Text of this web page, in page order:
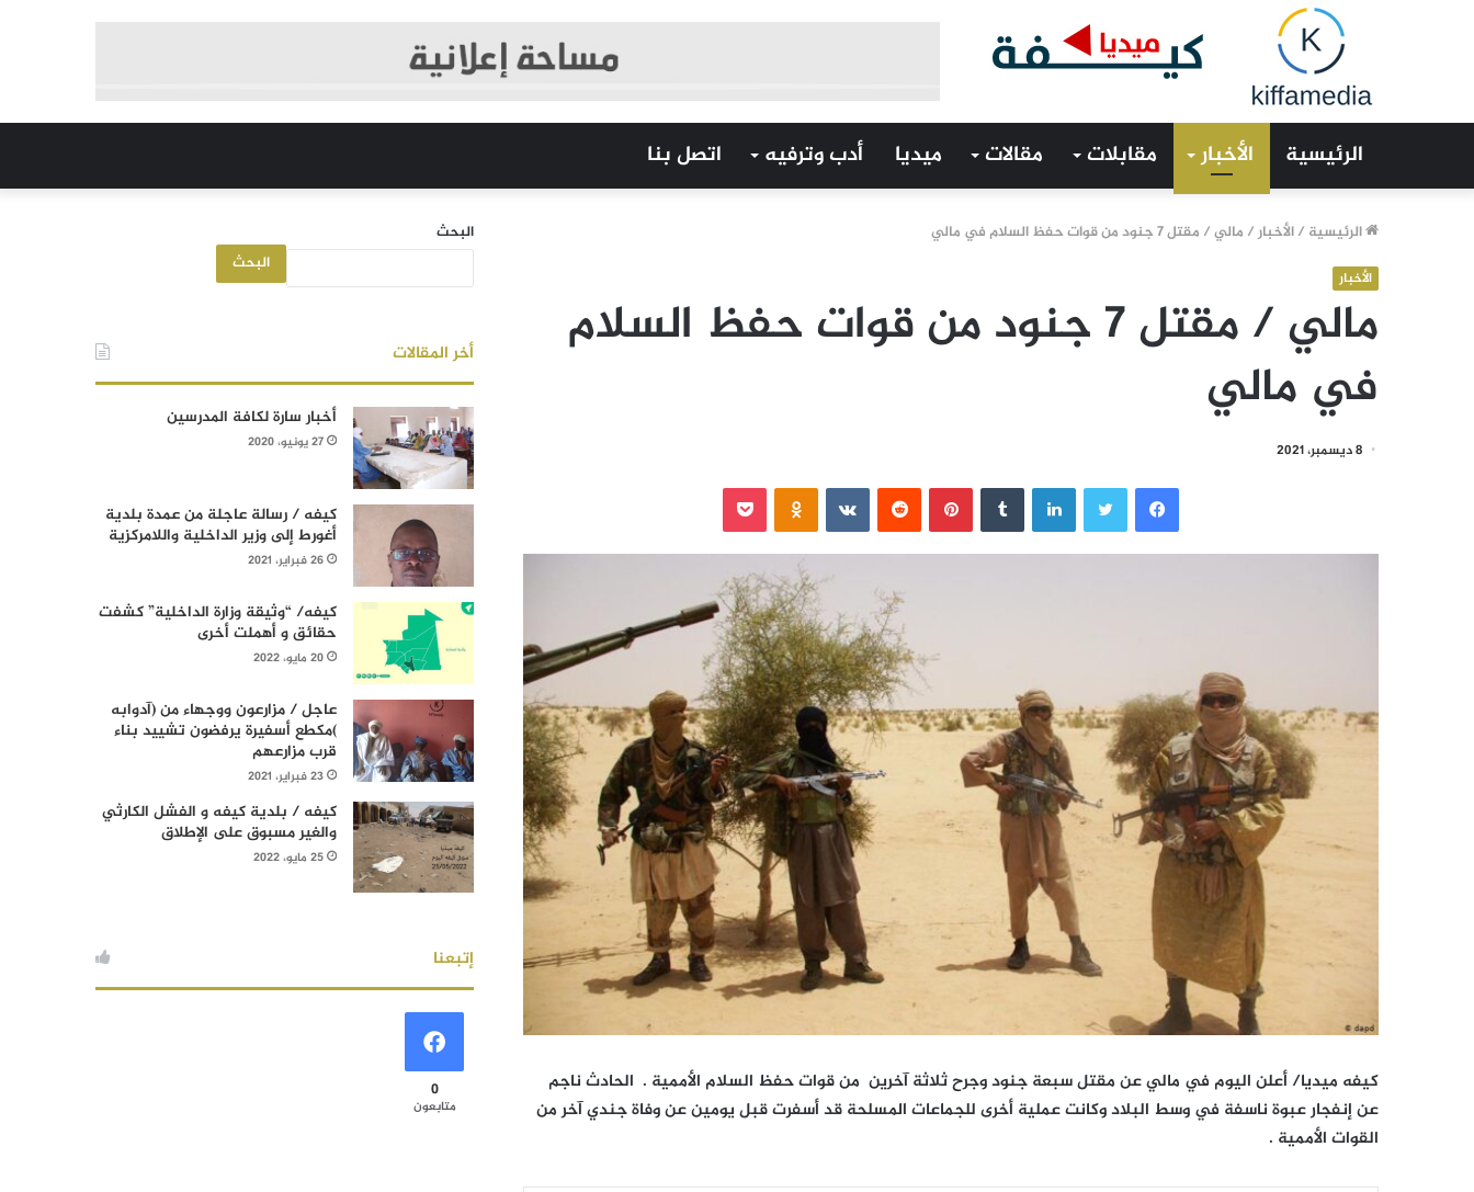
الرئيسية الأخبار مقابلات مقالات ميديا أدب وترفيه اتصل بنا
الرئيسية /الأخبار/ مالي / مقتل 7 جنود من قوات حفظ السلام في مالي
الأخبار
مالي / مقتل 7 جنود من قوات حفظ السلام
في مالي
8 ديسمبر، 2021
فيسبوك لينكدإن بينتيريست
كيفه ميديا/ أعلن اليوم في مالي عن مقتل سبعة جنود وجرح ثلاثة آخرين من قوات حفظ السلام الأممية . الحادث ناجم
عن إنفجار عبوة ناسفة في وسط البلاد وكانت عملية أخرى للجماعات المسلحة قد أسفرت قبل يومين عن وفاة جندي آخر من
القوات الأممية .
البحث
البحث
أخر المقالات
أخبار سارة لكافة المدرسين
27 يونيو، 2020
كيفه / رسالة عاجلة من عمدة بلدية
أغورط إلى وزير الداخلية واللامركزية
26 فبراير، 2021
كيفه/ “وثيقة وزارة الداخلية” كشفت
حقائق و أهملت أخرى
20 مايو، 2022
عاجل / مزارعون ووجهاء من (آدوابه
)مكطع أسفيرة يرفضون تشييد بناء
قرب مزارعهم
23 فبراير، 2021
كيفه / بلدية كيفه و الفشل الكارثي
والغير مسبوق على الإطلاق
25 مايو، 2022
إتبعنا
0
متابعون